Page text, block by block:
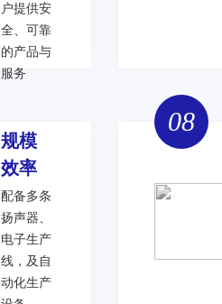
户提供安
全、可靠
的产品与
服务
规模
效率
配备多条
扬声器、
电子生产
线，及自
动化生产
08